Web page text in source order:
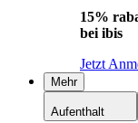
15%
bei ibis
Jetzt
Mehr
Aufenthalt